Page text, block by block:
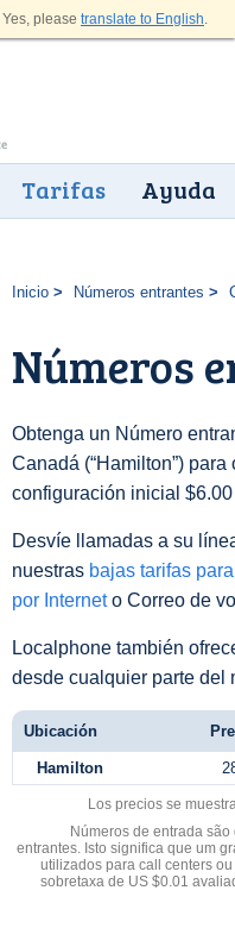
Yes, please translate to English.
Tarifas Ayuda
Inicio Números entrantes
Números
Obtenga un Número
Canadá (“Hamilton”)
configuración inicial
Desvíe llamadas a su
nuestras bajas tarifas
por Interneto Correo de
Localphone también
desde cualquier parte del
Ubicación
Hamilton
Los precios se
Números de entrada
entrantes. Isto significa que um
utilizados para call centers
sobretaxa de US $0.01